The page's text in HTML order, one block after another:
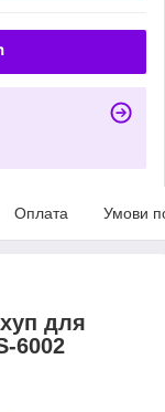
Оплата Умови
для
6002